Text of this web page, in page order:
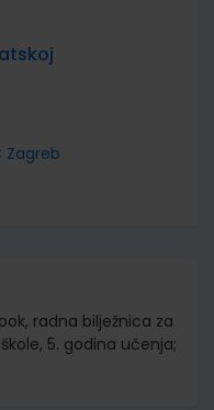
Zagreb
radna bilježnica za
5. godina učenja;